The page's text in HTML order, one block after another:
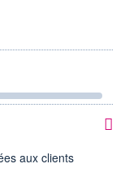
aux clients